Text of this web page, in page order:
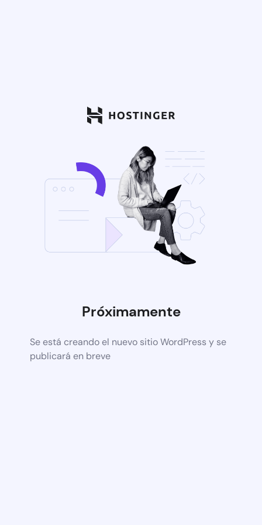
Próximamente
Se está creando el nuevo sitio WordPress y se
publicará en breve